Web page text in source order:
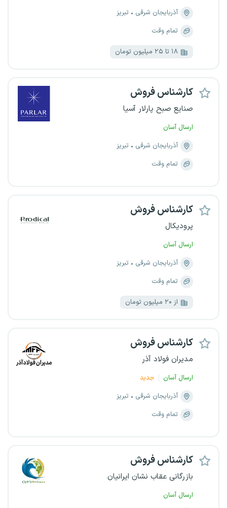
آذربایجان شرقی
تبریز
تمام وقت
۱۸ تا ۲۵ میلیون تومان
کارشناس فروش
صنایع صبح پارلار آسیا
ارسال آسان
آذربایجان شرقی
تبریز
تمام وقت
کارشناس فروش
پرودیکال
ارسال آسان
آذربایجان شرقی
تبریز
تمام وقت
از ۲۰ میلیون تومان
کارشناس فروش
مدیران فولاد آذر
ارسال آسان
جدید
آذربایجان شرقی
تبریز
تمام وقت
کارشناس فروش
بازرگانی عقاب نشان ایرانیان
ارسال آسان